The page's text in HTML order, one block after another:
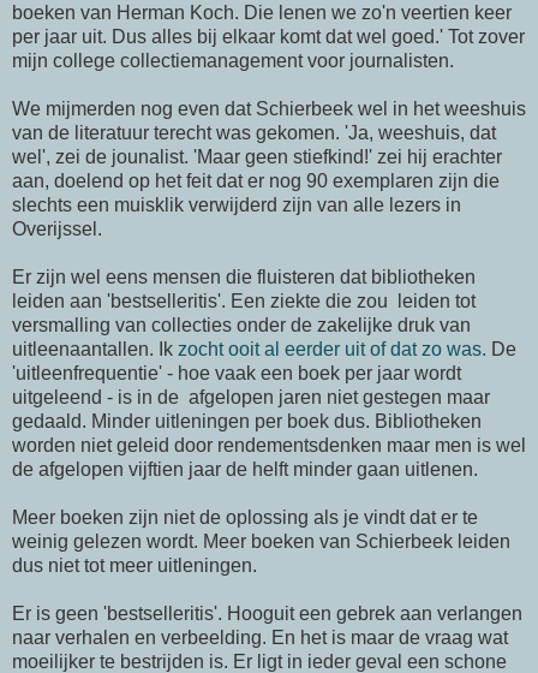
boeken van Herman Koch. Die lenen we zo'n veertien keer
per jaar uit. Dus alles bij elkaar komt dat wel goed.' Tot zover
mijn college collectiemanagement voor journalisten.
We mijmerden nog even dat Schierbeek wel in het weeshuis
van de literatuur terecht was gekomen. 'Ja, weeshuis, dat
wel', zei de jounalist. 'Maar geen stiefkind!' zei hij erachter
aan, doelend op het feit dat er nog 90 exemplaren zijn die
slechts een muisklik verwijderd zijn van alle lezers in
Overijssel.
Er zijn wel eens mensen die fluisteren dat bibliotheken
leiden aan 'bestselleritis'. Een ziekte die zou leiden tot
versmalling van collecties onder de zakelijke druk van
uitleenaantallen. Ik zocht ooit al eerder uit of dat zo was. De
'uitleenfrequentie' - hoe vaak een boek per jaar wordt
uitgeleend - is in de afgelopen jaren niet gestegen maar
gedaald. Minder uitleningen per boek dus. Bibliotheken
worden niet geleid door rendementsdenken maar men is wel
de afgelopen vijftien jaar de helft minder gaan uitlenen.
Meer boeken zijn niet de oplossing als je vindt dat er te
weinig gelezen wordt. Meer boeken van Schierbeek leiden
dus niet tot meer uitleningen.
Er is geen 'bestselleritis'. Hooguit een gebrek aan verlangen
naar verhalen en verbeelding. En het is maar de vraag wat
moeilijker te bestrijden is. Er ligt in ieder geval een schone